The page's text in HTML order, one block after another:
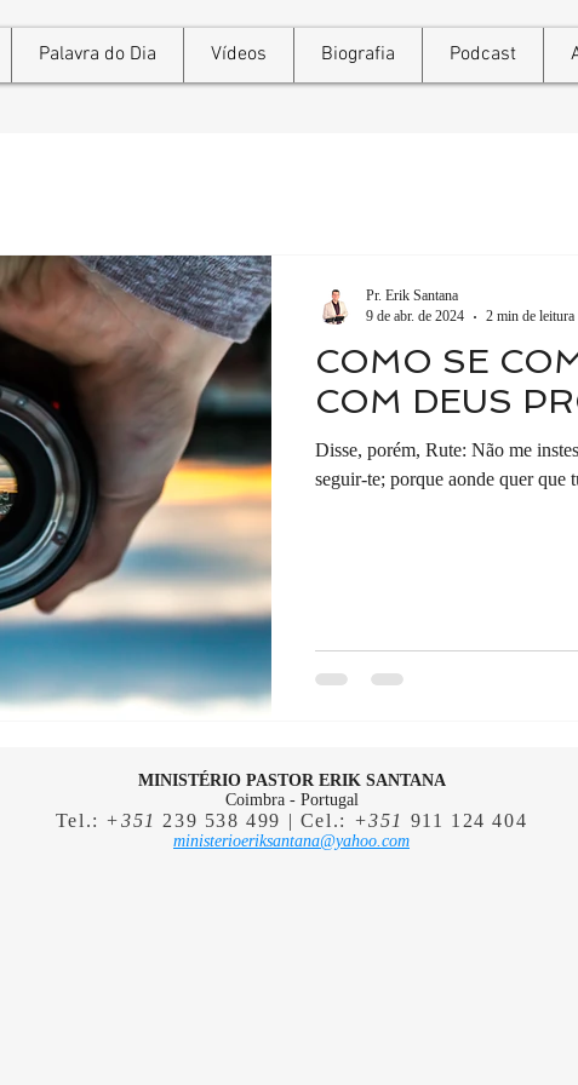
Palavra do Dia Vídeos Biografia Podcast
COMO SE
COM DEUS
Disse, porém, Rute: Não me
seguir-te; porque aonde quer que
Pr. Erik Santana
9 de abr. de 2024
2 min de leitura
MINISTÉRIO PASTOR ERIK SANTANA
Coimbra - Portugal
Tel.: +351 239 538 499 | Cel.: +351 911 124 404
ministerioeriksantana@yahoo.com